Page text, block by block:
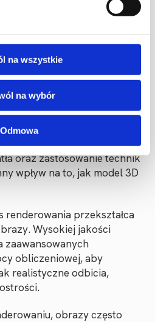
na wszystkie
na wybór
Odmowa
Ci zobaczyć
i marketerów,
swoje pomysły w tłumie.
ofertę
jest jednym z
tworzenia
Odpowiednie
oraz zastosowanie technik
wpływ na to, jak model 3D
renderowania przekształca
Wysokiej jakości
zaawansowanych
obliczeniowej, aby
realistyczne odbicia,
obrazy często